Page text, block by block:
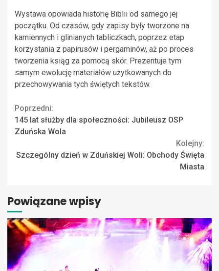
Wystawa opowiada historię Biblii od samego jej
początku. Od czasów, gdy zapisy były tworzone na
kamiennych i glinianych tabliczkach, poprzez etap
korzystania z papirusów i pergaminów, aż po proces
tworzenia ksiąg za pomocą skór. Prezentuje tym
samym ewolucję materiałów użytkowanych do
przechowywania tych świętych tekstów.
Continue
Reading
Poprzedni:
145 lat służby dla społeczności: Jubileusz OSP
Zduńska Wola
Kolejny:
Szczególny dzień w Zduńskiej Woli: Obchody Święta
Miasta
Powiązane wpisy